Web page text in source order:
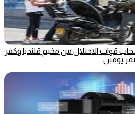
قوات الاحتلال من مخيم قلنديا وكفر
يومين